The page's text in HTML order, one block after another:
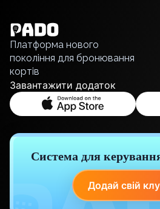
Katowice
Katowice Area
Kielce
Kościerzyna
Krakow
Legionowo
Lodz
Lublin
Olsztyn
Русский
Платформа нового
покоління для бронювання
кортів
Завантажити додаток
Система для
Додай свій